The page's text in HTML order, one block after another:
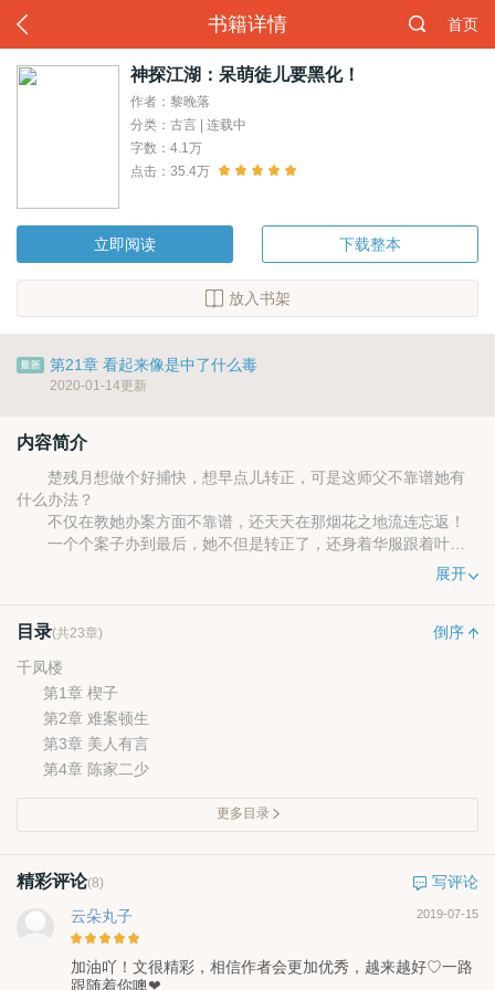
书籍详情 首页
神探江湖：呆萌徒儿要黑化！
作者：黎晚落
分类：古言 | 连载中
字数：4.1万
点击：35.4万
立即阅读 下载整本
放入书架
第21章 看起来像是中了什么毒
2020-01-14更新
内容简介
楚残月想做个好捕快，想早点儿转正，可是这师父不靠谱她有
什么办法？
不仅在教她办案方面不靠谱，还天天在那烟花之地流连忘返！
一个个案子办到最后，她不但是转正了，还身着华服跟着叶今
宵进了宫，不知怎的，又被卷入了后宫尔虞我诈的血雨腥风之中，
货。
展开
目录(共23章)
倒序
千凤楼
第1章 楔子
第2章 难案顿生
第3章 美人有言
第4章 陈家二少
更多目录
精彩评论(8)
写评论
云朵丸子
2019-07-15
加油吖！文很精彩，相信作者会更加优秀，越来越好♡一路
跟随着你噢❤